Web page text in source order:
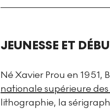
JEUNESSE ET
Né Xavier Prou en 1951,
nationale supérieure
lithographie, la